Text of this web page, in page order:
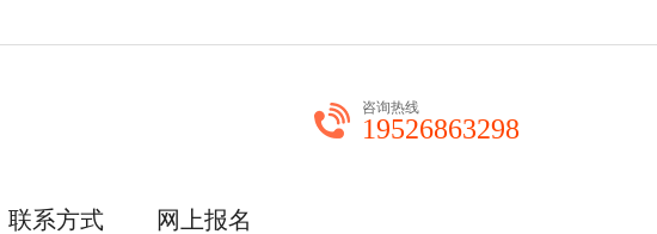
咨询热线
19526863298
联系方式 网上报名